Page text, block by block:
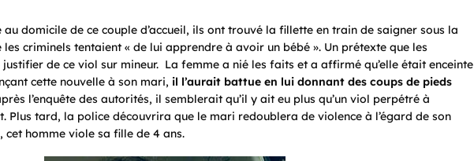
domicile de ce couple d’accueil, ils ont trouvé la fillette en train de saigner sous la
criminels tentaient « de lui apprendre à avoir un bébé ». Un prétexte que les
de ce viol sur mineur. La femme a nié les faits et a affirmé qu’elle était enceinte
cette nouvelle à son mari, il l’aurait battue en lui donnant des coups de pieds
l’enquête des autorités, il semblerait qu’il y ait eu plus qu’un viol perpétré à
Plus tard, la police découvrira que le mari redoublera de violence à l’égard de son
cet homme viole sa fille de 4 ans.